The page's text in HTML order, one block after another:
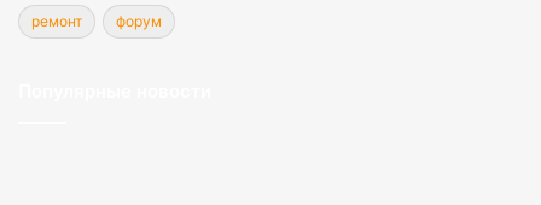
ремонт форум